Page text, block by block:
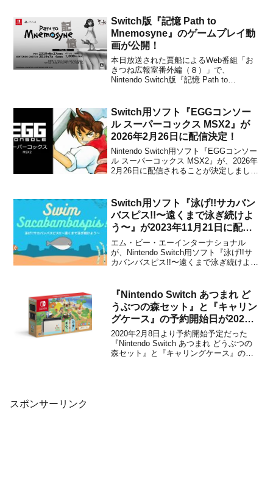
年11月17日に発売される予定です。【商
品紹介】 『サガ』シリーズオー...
Switch版『記憶 Path to
Mnemosyne』のゲームプレイ動
画が公開！
本日放送された賈船によるWeb番組「お
きつね広報室番外編（８）」で、
Nintendo Switch版『記憶 Path to
チェックしてみてください。『記憶 Path
to Mnemosyne』は、国...
Switch用ソフト『EGGコンソー
ル スーパーコックス MSX2』が
2026年2月26日に配信決定！
Nintendo Switch用ソフト『EGGコンソー
ル スーパーコックス MSX2』が、2026年
2月26日に配信されることが決定しまし
プロジェクトEGGのNintendo Switch向け
最新タイ...
Switch用ソフト『泳げ!!サカバン
バスピス!!〜遠くまで泳ぎ続けよ
う〜』が2023年11月21日に配信
決定！
エム・ビー・エーインターナショナル
が、Nintendo Switch用ソフト『泳げ!!サ
カバンバスピス!!〜遠くまで泳ぎ続けよ
に設定されています。トレーラーPV本作
は、 泳ぎが苦手な「サカバンバ...
『Nintendo Switch あつまれ ど
うぶつの森セット』と『キャリン
グケース』の予約開始日が2020
年2月8日⇒未定に延期されること
が発表に！
2020年2月8日より予約開始予定だった
『Nintendo Switch あつまれ どうぶつの
森セット』と『キャリングケース』の予
スポンサーリンク